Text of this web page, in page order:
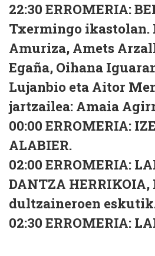
22:30 ERROMERIA:
Txermingo ikastolan.
Amuriza, Amets
Egaña, Oihana
Lujanbio eta Aitor
jartzailea: Amaia
00:00 ERROMERIA:
ALABIER.
02:00 ERROMERIA:
DANTZA
dultzaineroen
02:30 ERROMERIA: